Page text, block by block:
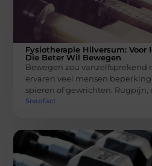
Fysiotherapie Hilversum: Voor
Die Beter Wil Bewegen
Bewegen zou vanzelfsprekend
ervaren veel mensen
spieren of gewrichten. Rugpijn,
Snapfact